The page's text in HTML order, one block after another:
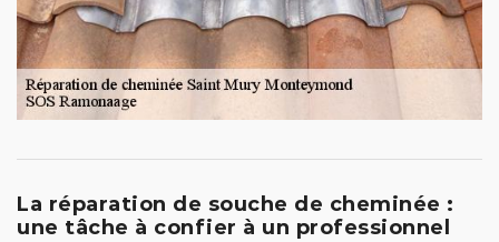
La réparation de souche de cheminée :
une tâche à confier à un professionnel